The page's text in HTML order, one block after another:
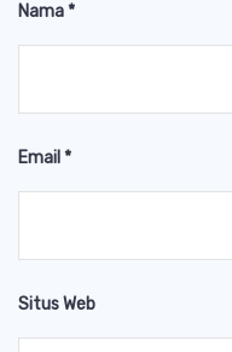
Nama*
Email *
Situs Web